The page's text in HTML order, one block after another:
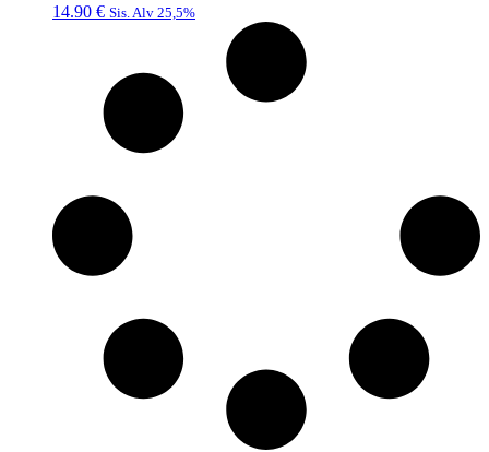
14.90 € Sis. Alv 25,5%